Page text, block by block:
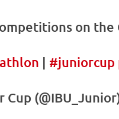
on the
| #juniorcup
Cup